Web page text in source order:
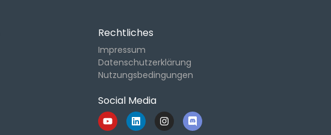
Rechtliches
Impressum
Datenschutzerklärung
Nutzungsbedingungen
Social Media